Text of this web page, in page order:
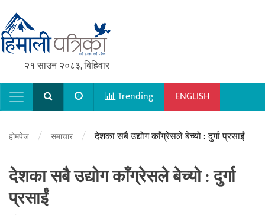
२१ साउन २०८३, बिहिवार
Main NavigationTrending ENGLISH
होमपेज / समाचार / देशका सबै उद्योग काँग्रेसले बेच्यो : दुर्गा प्रसाईं
देशका सबै उद्योग काँग्रेसले बेच्यो : दुर्गा
प्रसाईं